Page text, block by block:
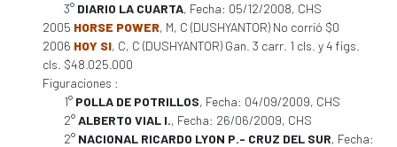
3° DIARIO LA CUARTA, Fecha: 05/12/2008, CHS
2005 HORSE POWER, M, C (DUSHYANTOR) No corrió $0
2006 HOY SI, C, C (DUSHYANTOR) Gan. 3 carr. 1 cls. y 4 figs.
cls. $48.025.000
Figuraciones :
1° POLLA DE POTRILLOS, Fecha: 04/09/2009, CHS
2°ALBERTO VIAL I., Fecha: 26/06/2009, CHS
2° NACIONAL RICARDO LYON P.- CRUZ DEL SUR, Fecha: